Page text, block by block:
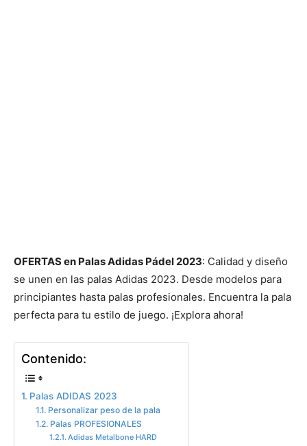
OFERTAS en Palas Adidas Pádel 2023: Calidad y diseño
se unen en las palas Adidas 2023. Desde modelos para
principiantes hasta palas profesionales. Encuentra la pala
perfecta para tu estilo de juego. ¡Explora ahora!
Contenido:
Palas ADIDAS 2023
Personalizar peso de la pala
Palas PROFESIONALES
Adidas Metalbone HARD